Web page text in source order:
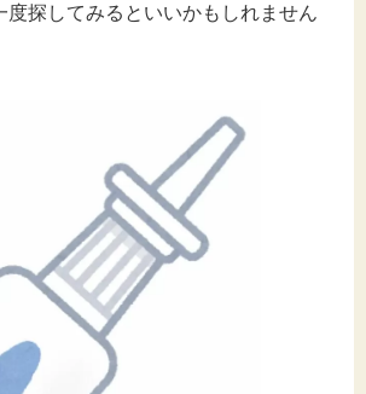
度探してみるといいかもしれません